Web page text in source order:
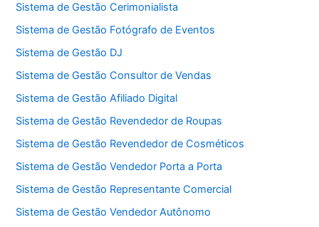
Sistema de Gestão Cerimonialista
Sistema de Gestão Fotógrafo de Eventos
Sistema de Gestão DJ
Sistema de Gestão Consultor de Vendas
Sistema de Gestão Afiliado Digital
Sistema de Gestão Revendedor de Roupas
Sistema de Gestão Revendedor de Cosméticos
Sistema de Gestão Vendedor Porta a Porta
Sistema de Gestão Representante Comercial
Sistema de Gestão Vendedor Autônomo